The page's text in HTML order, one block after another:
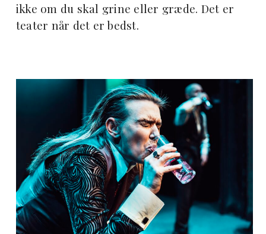
ikke om du skal grine eller græde. Det er
teater når det er bedst.